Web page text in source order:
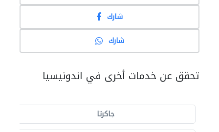
شارك
شارك
تحقق عن خدمات أخرى في اندونيسيا
جاكرتا